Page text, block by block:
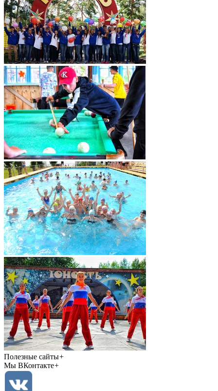
Полезные сайты+
Мы ВКонтакте+